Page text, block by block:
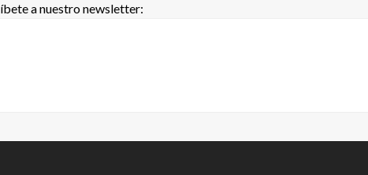
a nuestro newsletter: